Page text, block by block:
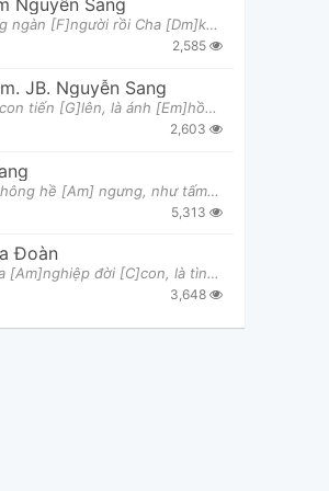
Nguyễn Sang
Cho con sinh [Am]ra trong trong ngàn [F]người rồi Cha [Dm]khẽ gọi con [Am]đi, dù tâm [Dm]tư con kh
2,585
JB. Nguyễn Sang
[Em]Chúa là con [C]đường cho con tiến [G]lên, là ánh [Em]hồng xua tan bóng [D]đêm, là sức [C]sốn
2,603
1. Đời [Am] con như của [D] lễ không hề [Am] ngưng, như tấm [D] bánh luôn để [Am] dâng. Tình [G]
5,313
Đoàn
ĐK: Thánh ý [Dm]Ngài [Em]là gia [Am]nghiệp đời [C]con, là tình [F]yêu cho con ủ [Dm]ấp, là ước mơ
3,648